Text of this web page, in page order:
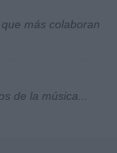
más colaboran
de la música...